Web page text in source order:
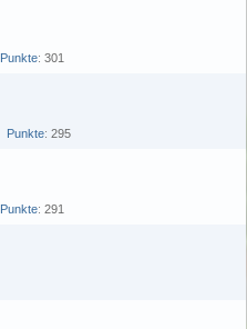
Punkte 301
Punkte 295
Punkte 291